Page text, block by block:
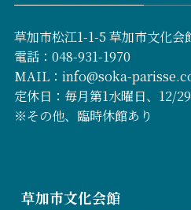
草加市松江1-1-5 草加市文化会
電話：048-931-1970
MAIL：info@soka-
定休日：毎月第1水曜日、12/
※その他、臨時休館あり
草加市文化会館